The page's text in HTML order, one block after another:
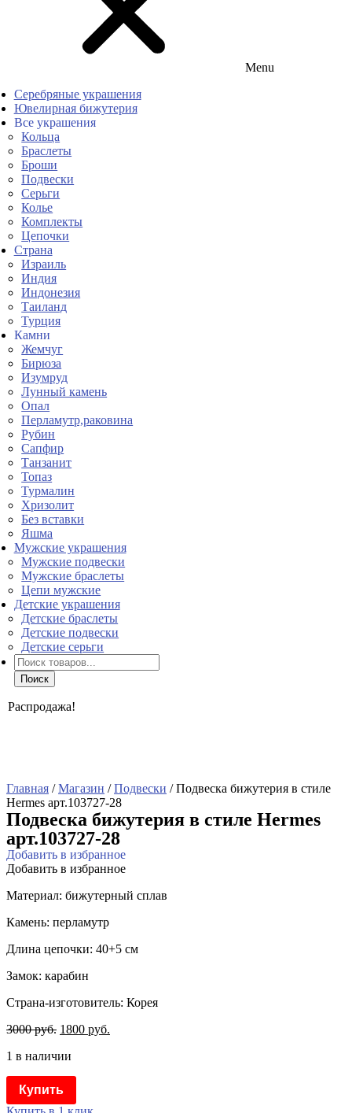
Menu
Серебряные украшения
Ювелирная бижутерия
Все украшения
Кольца
Браслеты
Броши
Подвески
Серьги
Колье
Комплекты
Цепочки
Страна
Израиль
Индия
Индонезия
Таиланд
Турция
Камни
Жемчуг
Бирюза
Изумруд
Лунный камень
Опал
Перламутр,раковина
Рубин
Сапфир
Танзанит
Топаз
Турмалин
Хризолит
Без вставки
Яшма
Мужские украшения
Мужские подвески
Мужские браслеты
Цепи мужские
Детские украшения
Детские браслеты
Детские подвески
Детские серьги
Поиск
товаров
Поиск
Распродажа!
Главная /Магазин /Подвески / Подвеска бижутерия в стиле
Hermes арт.103727-28
Подвеска бижутерия в стиле Hermes
арт.103727-28
Добавить в избранное
Добавить в избранное
Материал: бижутерный сплав
Камень: перламутр
Длина цепочки: 40+5 см
Замок: карабин
Страна-изготовитель: Корея
3000руб. 1800 руб.
1 в наличии
Купить